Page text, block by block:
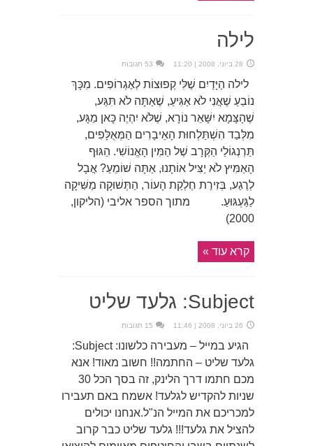
לילה
28 ביוני, 2008 | 11:20 53 תגובות
לילה הַיָּדַיִם שֶׁלִּי קְפוּצוֹת לְאֶגְרוֹפִים. מִכָּךְ
נוֹבֵעַ שֶׁאֲנִי לֹא אַגִּיעַ, שֶׁאַתָּה לֹא תִּגַּע,
שֶׁהָצָּמָא יִשָּׁאֵר נוֹרָא, שֶׁלֹּא יִהְיֶה כָּאן מַגָּע,
מִלְּבַד הִשְׁתַּלְחוּת הָאֵיבָרִים הַמְּאֻלָּפִים,
תַּרְנְגוֹלֵי הַקְּרָב שֶׁל הַמִּין הָאֱנוֹשִׁי. הַגּוּף
הָאַמִּיץ לֹא יַצִּיל אוֹתָנוּ, אַתָּה שׁוֹמֵעַ? אֲבָל
לְרֶגַע, בְּזִירַת חֶלְקַת הָעוֹר, הַתְּשׁוּקָה מַשִּׁיקָה
לַגַּעְגּוּעַ. מתוך הספר אליבי (הליקון,
2000)
קרא עוד »
Subject: גלעד שליט
26 ביוני, 2008 | 11:46 15 תגובות
הגיע במייל – מעבירה כלשונו: Subject:
גלעד שליט – החתמה!! חשוב מאוד! אנא
מכם חתמו דרך הלינק, זה בסך הכל 30
שניות להקדיש לגלעד! אשמח באם תעבירו
למכריכם את המייל הנ"ל.אנחנו יכולים
להציל את גלעד!!! גלעד שליט כבר קרוב